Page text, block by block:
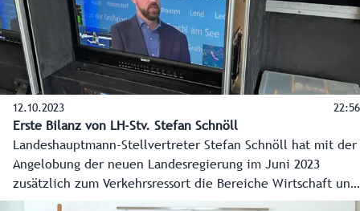
12.10.2023 22:56
Erste Bilanz von LH-Stv. Stefan Schnöll
Landeshauptmann-Stellvertreter Stefan Schnöll hat mit der
Angelobung der neuen Landesregierung im Juni 2023
zusätzlich zum Verkehrsressort die Bereiche Wirtschaft und
Tourismus, Gemeinden, Arbeitsmarkt sowie die Kultur neu